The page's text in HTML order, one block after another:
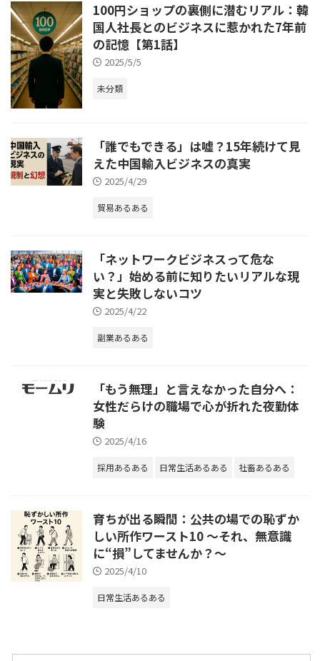
100円ショップの裏側に潜むリアル：韓
国人社長とのビジネスに惹かれた7年前
の記憶【第1話】
2025/5/5
未分類
「誰でもできる」は嘘？15年続けて見
えた中国輸入ビジネスの真実
2025/4/29
貿易あるある
「ネットワークビジネスって危な
い？」始める前に知りたいリアルな現
実と失敗しないコツ
2025/4/22
副業あるある
「もう無理」と言えなかった自分へ：
女性だらけの職場で心が折れた夜勤体
験
2025/4/16
採用あるある 日常生活あるある 社畜あるある
育ちが出る瞬間：公共の場での恥ずか
しい所作ワースト10 〜それ、無意識
に“損”してませんか？〜
2025/4/10
日常生活あるある